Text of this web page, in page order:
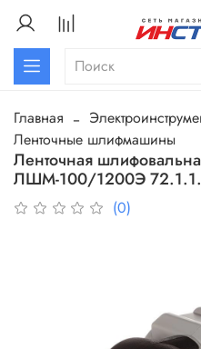
Главная
Ленточные шлифмашины
Ленточная
ЛШМ-100/1200Э
(0)